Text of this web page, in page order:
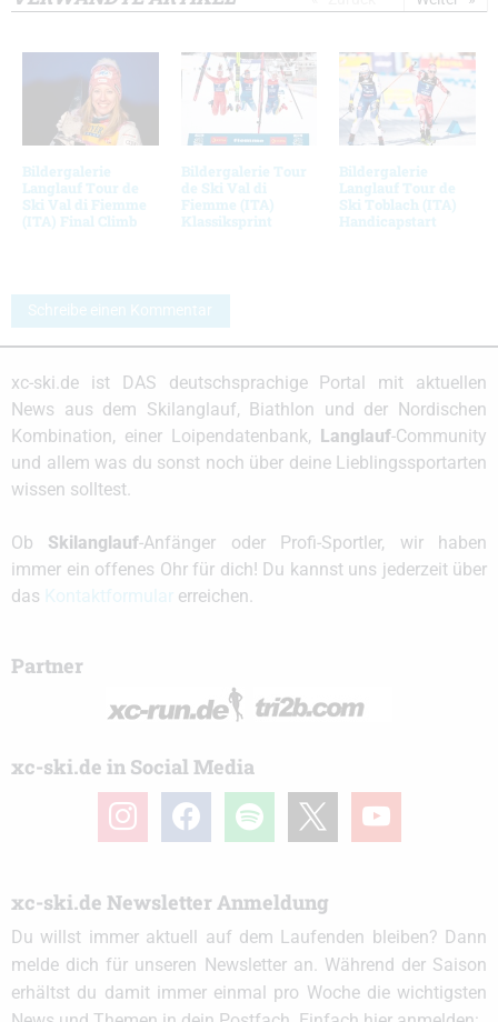
Bildergalerie
Langlauf Tour de
Ski Val di Fiemme
(ITA) Final Climb
Bildergalerie Tour
de Ski Val di
Fiemme (ITA)
Klassiksprint
Bildergalerie
Langlauf Tour de
Ski Toblach (ITA)
Handicapstart
Schreibe einen Kommentar
xc-ski.de ist DAS deutschsprachige Portal mit aktuellen
News aus dem Skilanglauf, Biathlon und der Nordischen
Kombination, einer Loipendatenbank,
Langlauf-Community
und allem was du sonst noch über deine Lieblingssportarten
wissen solltest.
Ob Skilanglauf-Anfänger oder Profi-Sportler, wir haben
immer ein offenes Ohr für dich! Du kannst uns jederzeit über
das
erreichen.
Partner
xc-ski.de in Social Media
instagramfacebook spotify youtube
xc-ski.de Newsletter Anmeldung
Du willst immer aktuell auf dem Laufenden bleiben? Dann
melde dich für unseren Newsletter an. Während der Saison
erhältst du damit immer einmal pro Woche die wichtigsten